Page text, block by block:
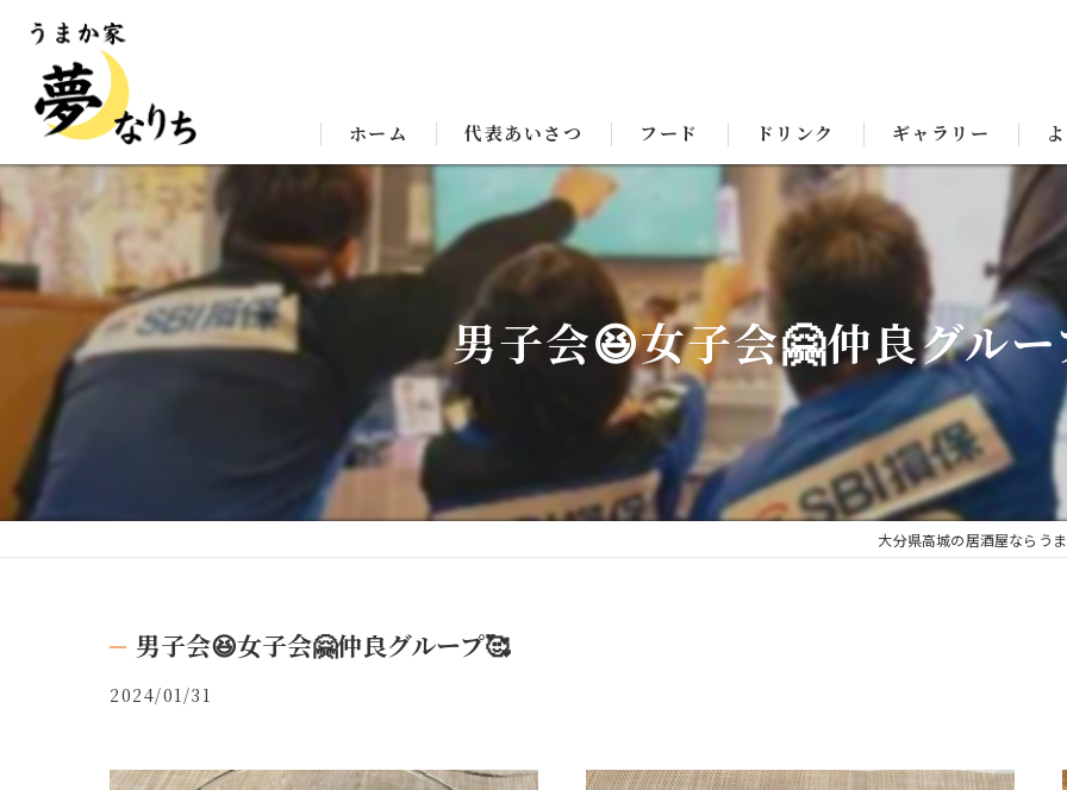
ホーム 代表あいさつ フード ドリンク ギャラリー
男子会😆女子会🤗仲良グル
大分県高城の居酒屋ならう
男子会😆女子会🤗仲良グループ🥰
2024/01/31